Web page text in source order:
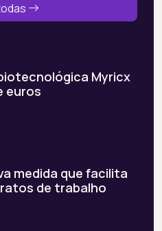
Myricx
euros
medida que facilita
de trabalho